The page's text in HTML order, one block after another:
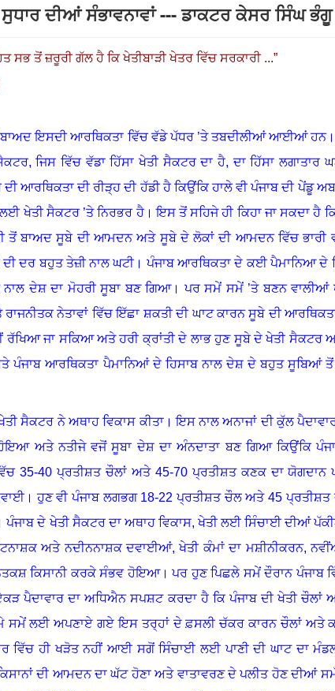
ਦੀਆਂ ਸੰਭਾਵਨਾਵਾਂ --- ਡਾਕਟਰ ਕੇਸਰ ਸਿੰਘ ਭੰਗੂ
ਸਭ ਤੋਂ ਜ਼ਰੂਰੀ ਗੱਲ ਹੈ ਕਿ ਖੇਤੀਬਾੜੀ ਖੇਤਰ ਵਿੱਚ ਸਰਕਾਰੀ ...”
ਬਾਅਦ ਇਸਦੀ ਆਰਥਿਕਤਾ ਵਿੱਚ ਵੱਡੇ ਪੱਧਰ ’ਤੇ ਤਬਦੀਲੀਆਂ ਆਈਆਂ
ਜਿਸ ਵਿੱਚ ਵੱਡਾ ਹਿੱਸਾ ਖੇਤੀ ਸੈਕਟਰ ਦਾ ਹੈ,ਦਾ ਹਿੱਸਾ ਲਗਾਤਾਰ
ਆਰਥਿਕਤਾ ਦੀ ਰੀੜ੍ਹ ਦੀ ਹੱਡੀ ਹੈ ਕਿਉਂਕਿ ਹਾਲੇ ਵੀ ਪੰਜਾਬ ਦੀ ਪੇਂਡੂ
ਖੇਤੀ ਸੈਕਟਰ ’ਤੇ ਨਿਰਭਰ ਹੈ। ਇਸ ਤੋਂ ਸਹਿਜੇ ਹੀ ਕਿਹਾ ਜਾ ਸਕਦਾ ਹੈ
ਤੋਂ ਬਾਅਦ ਸੂਬੇ ਦੀ ਆਮਦਨ ਅਤੇ ਸੂਬੇ ਦੇ ਲੋਕਾਂ ਦੀ ਆਮਦਨ ਵਿੱਚ ਭਾਰੀ
ਦੀ ਦਰ ਬਹੁਤ ਤੇਜ਼ੀ ਨਾਲ ਘਟੀ। ਪੰਜਾਬ ਆਰਥਿਕਤਾ ਦੇ ਕਈ ਪੈਮਾਨਿਆ ਦੇ
ਦੇਸ਼ ਦਾ ਮੋਹਰੀ ਸੂਬਾ ਬਣ ਗਿਆ। ਪਰ ਸਮੇਂ ਸਮੇਂ ’ਤੇ ਬਣਨ ਵਾਲੀਆਂ
ਨੇਤਾਵਾਂ ਵਿੱਚ ਇੱਛਾ ਸ਼ਕਤੀ ਦੀ ਘਾਟ ਕਾਰਨ ਸੂਬੇ ਦੀ
ਰੱਖਿਆ ਜਾ ਸਕਿਆ ਅਤੇ ਹਰੀ ਕ੍ਰਾਂਤੀ ਦੇ ਲਾਭ ਹੁਣ ਸੂਬੇ ਦੇ ਖੇਤੀ ਸੈਕਟਰ
ਪੰਜਾਬ ਆਰਥਿਕਤਾ ਪੈਮਾਨਿਆਂ ਦੇ ਹਿਸਾਬ ਨਾਲ ਦੇਸ਼ ਦੇ ਬਹੁਤ ਸੂਬਿਆਂ ਤੋਂ
ਸੈਕਟਰ ਨੇ ਅਥਾਹ ਵਿਕਾਸ ਕੀਤਾ। ਇਸ ਨਾਲ ਅਨਾਜਾਂ ਦੀ ਕੁੱਲ
ਹੋਇਆ ਅਤੇ ਨਤੀਜੇ ਵਜੋਂ ਸੂਬਾ ਦੇਸ਼ ਦਾ ਅੰਨਦਾਤਾ ਬਣ ਗਿਆ ਕਿਉਂਕਿ
35-40 ਪ੍ਰਤੀਸ਼ਤ ਚੌਲਾਂ ਅਤੇ 45-70 ਪ੍ਰਤੀਸ਼ਤ ਕਣਕ ਦਾ ਯੋਗਦਾਨ
ਹੁਣ ਵੀ ਪੰਜਾਬ ਲਗਭਗ 18-22 ਪ੍ਰਤੀਸ਼ਤ ਚੌਲ ਅਤੇ 45
ਦੇ ਖੇਤੀ ਸੈਕਟਰ ਦਾ ਅਥਾਹ ਵਿਕਾਸ,ਖੇਤੀ ਲਈ ਸਿੰਚਾਈ ਦੀਆਂ
ਅਤੇ ਨਦੀਨਨਾਸ਼ਕ ਦਵਾਈਆਂ,ਖੇਤੀ ਕੰਮਾਂ ਦਾ ਮਸ਼ੀਨੀਕਰਨ,
ਕਿਸਾਨੀ ਕਰਕੇ ਸੰਭਵ ਹੋਇਆ। ਪਰ ਹੁਣ ਪਿਛਲੇ ਸਮੇਂ ਦੌਰਾਨ ਪੰਜਾਬ
ਪੈਦਾਵਾਰ ਦਾ ਅਧਿਐਨ ਸਪਸ਼ਟ ਕਰਦਾ ਹੈ ਕਿ ਪੰਜਾਬ ਦੀ ਖੇਤੀ ਚੌਲਾਂ
ਸਮੇਂ ਲਈ ਅਪਣਾਏ ਗਏ ਇਸ ਤਰ੍ਹਾਂ ਦੇ ਫ਼ਸਲੀ ਚੱਕਰ ਕਾਰਨ ਚੌਲਾਂ ਅਤੇ
ਵਿੱਚ ਹੀ ਖੜੋਤ ਨਹੀਂ ਆਈ ਸਗੋਂ ਸਿੰਚਾਈ ਲਈ ਪਾਣੀ ਦੀ ਘਾਟ ਦਾ
ਦੀ ਆਮਦਨ ਦਾ ਘੱਟ ਹੋਣਾ ਅਤੇ ਵਾਤਾਵਰਣ ਦੇ ਪਲੀਤ ਹੋਣ ਦੀਆਂ